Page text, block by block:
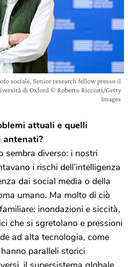
sociale, Senior research fellow presso il
di Oxford © Roberto Ricciuti/Getty
Images
attuali e quelli
diverso: i nostri
i rischi dell’intelligenza
dai social media o della
umano. Ma molto di ciò
inondazioni e siccità,
che si sgretolano e pressioni
ad alta tecnologia, come
paralleli storici